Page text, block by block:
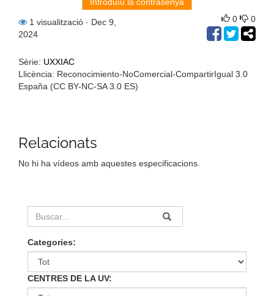
1 visualització · Dec 9,
2024
0 0
Sèrie: UXXIAC
Llicència: Reconocimiento-NoComercial-CompartirIgual 3.0
España (CC BY-NC-SA 3.0 ES)
Relacionats
No hi ha vídeos amb aquestes especificacions.
Categories:
CENTRES DE LA UV: